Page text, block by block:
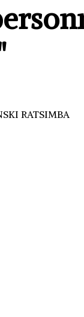
RATSIMBA